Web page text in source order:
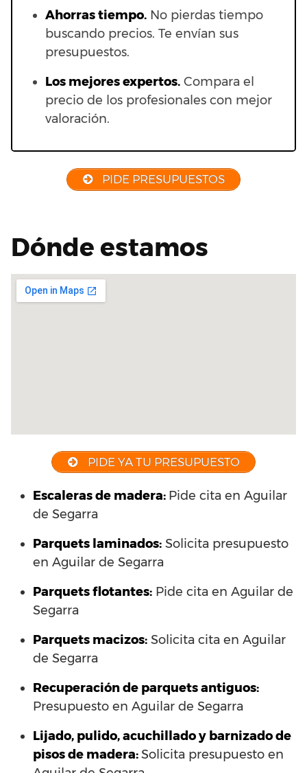
Ahorras tiempo. No pierdas tiempo
buscando precios. Te envían sus
presupuestos.
Los mejores expertos. Compara el
precio de los profesionales con mejor
valoración.
PIDE PRESUPUESTOS
Dónde estamos
PIDE YA TU PRESUPUESTO
Escaleras de madera: Pide cita en Aguilar
de Segarra
Parquets laminados: Solicita presupuesto
en Aguilar de Segarra
Parquets flotantes: Pide cita en Aguilar de
Segarra
Parquets macizos: Solicita cita en Aguilar
de Segarra
Recuperación de parquets antiguos:
Presupuesto en Aguilar de Segarra
Lijado, pulido, acuchillado y barnizado de
pisos de madera:Solicita presupuesto en